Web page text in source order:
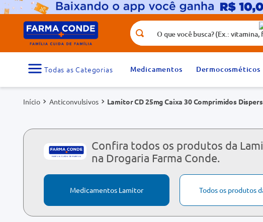
O que você busca? (Ex.: vitamina, fralda)
Medicamentos Dermocosméticos
Anticonvulsivos Lamitor CD 25mg Caixa 30 Comprimidos
Confira todos os produtos da
na Drogaria Farma Conde.
Medicamentos Lamitor Todos os produtos
Termos mais buscados
1
medicamento 2º
5º dipirona 6º